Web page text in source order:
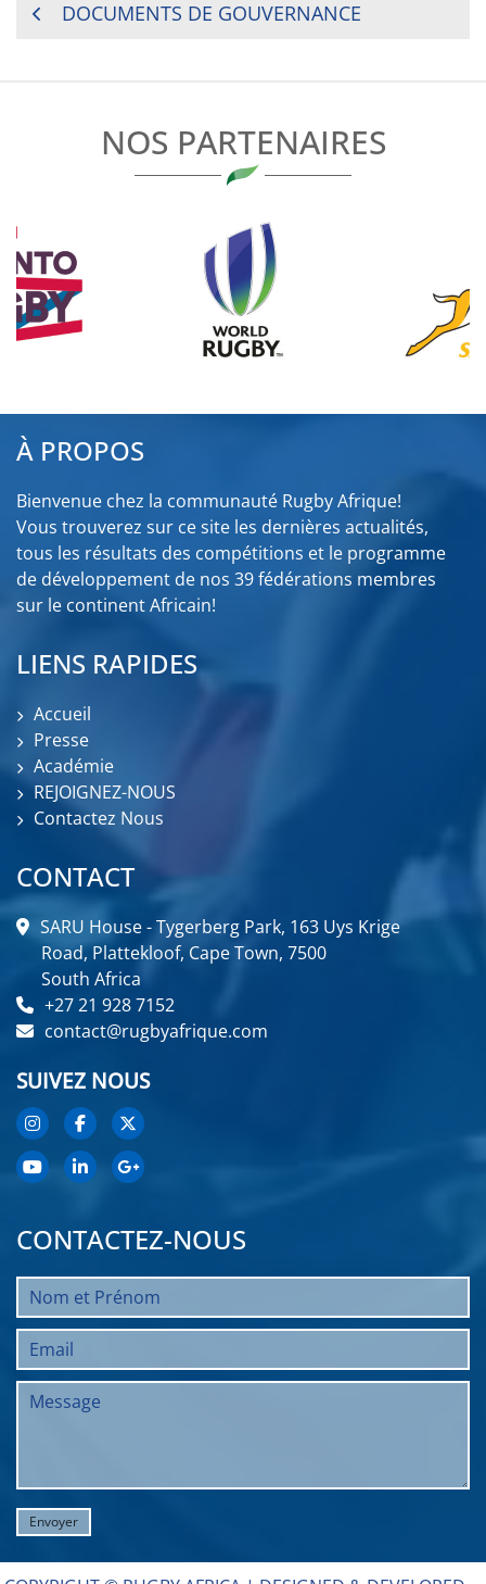
NAVIGATION
DOCUMENTS DE GOUVERNANCE
NOS PARTENAIRES
À PROPOS
Bienvenue chez la communauté Rugby Afrique!
Vous trouverez sur ce site les dernières actualités,
tous les résultats des compétitions et le programme
de développement de nos 39 fédérations membres
sur le continent Africain!
LIENS RAPIDES
Accueil
Presse
Académie
REJOIGNEZ-NOUS
Contactez Nous
CONTACT
SARU House - Tygerberg Park, 163 Uys Krige
Road, Plattekloof, Cape Town, 7500
South Africa
+27 21 928 7152
contact@rugbyafrique.com
SUIVEZ NOUS
CONTACTEZ-NOUS